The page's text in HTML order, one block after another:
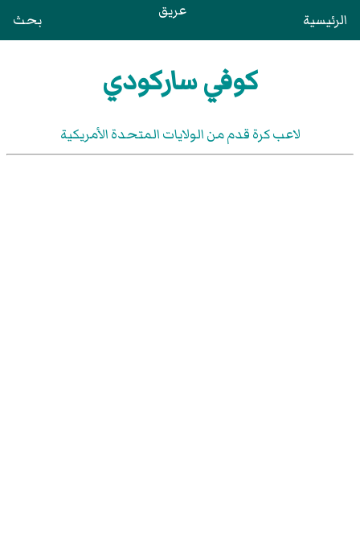
الرئيسية عريق بحث
كوفي ساركودي
لاعب كرة قدم من الولايات المتحدة الأمريكية